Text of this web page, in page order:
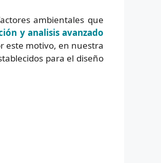
ambientales que
y analisis avanzado
este motivo, en nuestra
para el diseño